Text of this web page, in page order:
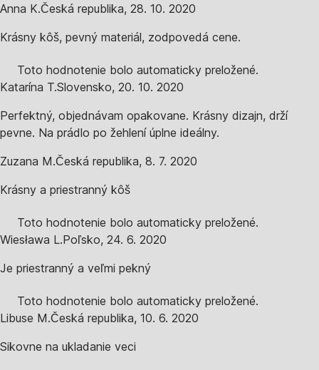
Anna K.Česká republika, 28. 10. 2020
Krásny kôš, pevný materiál, zodpovedá cene.
Toto hodnotenie bolo automaticky preložené.
Katarína T.Slovensko, 20. 10. 2020
Perfektný, objednávam opakovane. Krásny dizajn, drží
pevne. Na prádlo po žehlení úplne ideálny.
Zuzana M.Česká republika, 8. 7. 2020
Krásny a priestranný kôš
Toto hodnotenie bolo automaticky preložené.
Wiesława L.Poľsko, 24. 6. 2020
Je priestranný a veľmi pekný
Toto hodnotenie bolo automaticky preložené.
Libuse M.Česká republika, 10. 6. 2020
Sikovne na ukladanie veci